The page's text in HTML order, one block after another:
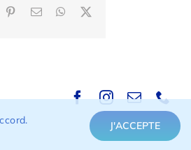
Pinterest
Email WhatsApp
J'ACCEPTE